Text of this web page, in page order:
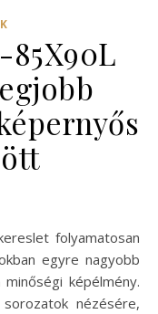
85X90L
egyre nagyobb
képélmény.
nézésére,